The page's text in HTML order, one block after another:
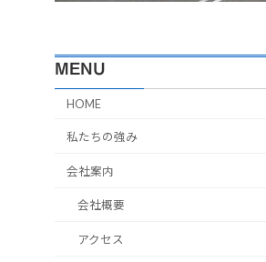
MENU
HOME
私たちの強み
会社案内
会社概要
アクセス